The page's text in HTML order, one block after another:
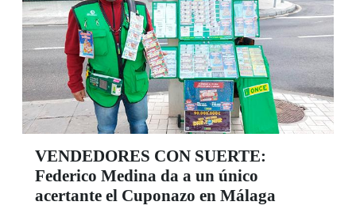
consecución de la plena inclusión de las personas
con discapacidad”.
VENDEDORES CON SUERTE:
Federico Medina da a un único
acertante el Cuponazo en Málaga